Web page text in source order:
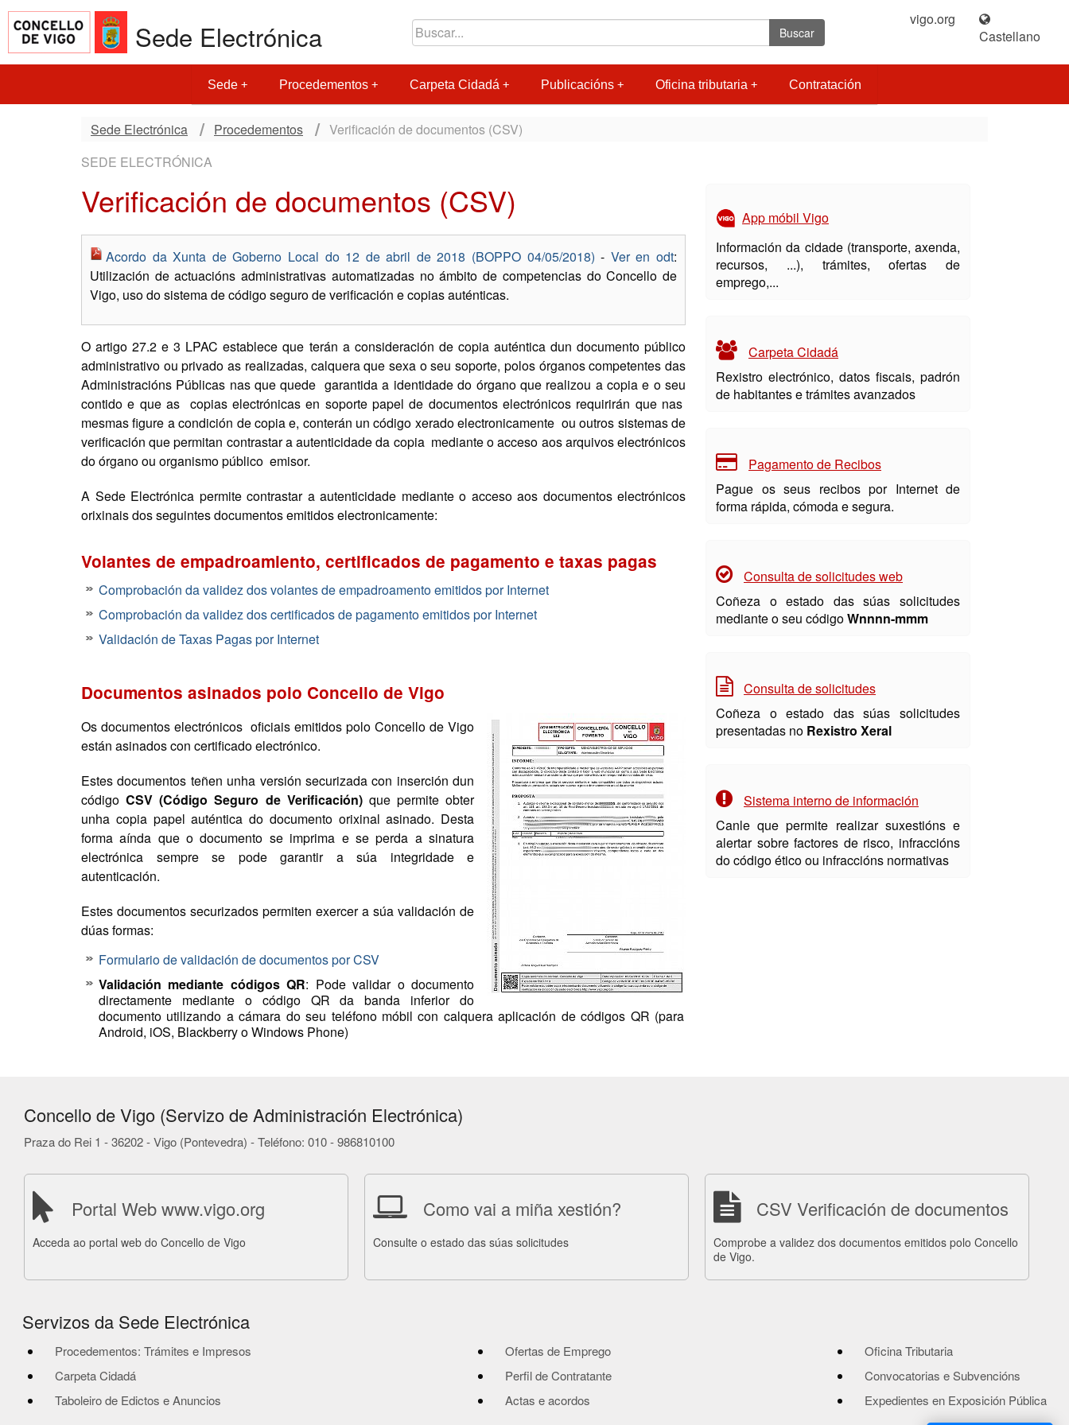
Sede Electrónica Buscar
vigo.org
Castellano
Sede Procedementos Carpeta Cidadá Publicacións Oficina tributaria Contratación
Sede Electrónica Procedementos
Verificación de documentos (CSV)
SEDE ELECTRÓNICA
Verificación de documentos (CSV)
Acordo da Xunta de Goberno Local do 12 de abril de 2018 (BOPPO 04/05/2018) - Ver en odt:
Utilización de actuacións administrativas automatizadas no ámbito de competencias do Concello de
Vigo, uso do sistema de código seguro de verificación e copias auténticas.
O artigo 27.2 e 3 LPAC establece que terán a consideración de copia auténtica dun documento público
administrativo ou privado as realizadas, calquera que sexa o seu soporte, polos órganos competentes das
Administracións Públicas nas que quede garantida a identidade do órgano que realizou a copia e o seu
contido e que as copias electrónicas en soporte papel de documentos electrónicos requirirán que nas
mesmas figure a condición de copia e, conterán un código xerado electronicamente ou outros sistemas de
verificación que permitan contrastar a autenticidade da copia mediante o acceso aos arquivos electrónicos
do órgano ou organismo público emisor.
A Sede Electrónica permite contrastar a autenticidade mediante o acceso aos documentos electrónicos
orixinais dos seguintes documentos emitidos electronicamente:
Volantes de empadroamiento, certificados de pagamento e taxas pagas
Comprobación da validez dos volantes de empadroamento emitidos por Internet
Comprobación da validez dos certificados de pagamento emitidos por Internet
Validación de Taxas Pagas por Internet
Documentos asinados polo Concello de Vigo
Os documentos electrónicos oficiais emitidos polo Concello de Vigo
están asinados con certificado electrónico.
Estes documentos teñen unha versión securizada con inserción dun
códigoCSV (Código Seguro de Verificación)que permite obter
unha copia papel auténtica do documento orixinal asinado. Desta
forma aínda que o documento se imprima e se perda a sinatura
electrónica sempre se pode garantir a súa integridade e
autenticación.
Estes documentos securizados permiten exercer a súa validación de
dúas formas:
Formulario de validación de documentos por CSV
Validación mediante códigos QR: Pode validar o documento
directamente mediante o código QR da banda inferior do
documento utilizando a cámara do seu teléfono móbil con calquera aplicación de códigos QR (para
Android, iOS, Blackberry o Windows Phone)
App móbil Vigo
Información da cidade (transporte, axenda,
recursos, ...), trámites, ofertas de
emprego,...
Carpeta Cidadá
Rexistro electrónico, datos fiscais, padrón
de habitantes e trámites avanzados
Pagamento de Recibos
Pague os seus recibos por Internet de
forma rápida, cómoda e segura.
Consulta de solicitudes web
Coñeza o estado das súas solicitudes
mediante o seu códigoWnnnn-mmm
Consulta de solicitudes
Coñeza o estado das súas solicitudes
presentadas no Rexistro Xeral
Sistema interno de información
Canle que permite realizar suxestións e
alertar sobre factores de risco, infraccións
do código ético ou infraccións normativas
Concello de Vigo (Servizo de Administración Electrónica)
Praza do Rei 1 - 36202 - Vigo (Pontevedra) - Teléfono: 010 - 986810100
Portal Web www.vigo.org
Acceda ao portal web do Concello de Vigo
Como vai a miña xestión?
Consulte o estado das súas solicitudes
CSV Verificación de documentos
Comprobe a validez dos documentos emitidos polo Concello
de Vigo.
Servizos da Sede Electrónica
Procedementos: Trámites e Impresos
Carpeta Cidadá
Taboleiro de Edictos e Anuncios
Ofertas de Emprego
Perfil de Contratante
Actas e acordos
Oficina Tributaria
Convocatorias e Subvencións
Expedientes en Exposición Pública